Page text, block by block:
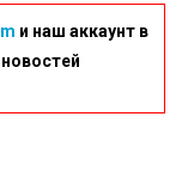
и наш аккаунт в